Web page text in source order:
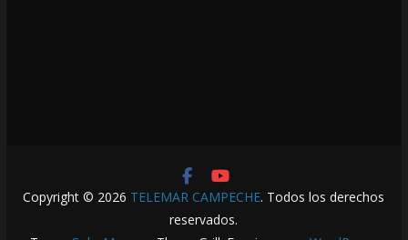
Copyright © 2026 TELEMAR CAMPECHE. Todos los derechos
reservados.